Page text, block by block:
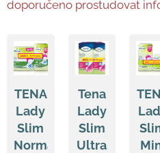
doporučeno prostudovat
TENA
Lady
Slim
Normal
Tena
Lady
Slim
Ultra